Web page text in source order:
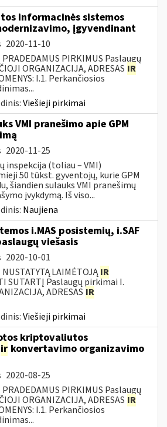
informacinės sistemos
įgyvendinant
2020-11-10
PIRKIMUS Paslaugų
ORGANIZACIJA, ADRESAS IR
I.1. Perkančiosios
Viešieji pirkimai
VMI pranešimo apie GPM
2020-11-25
inspekcija (toliau – VMI)
50 tūkst. gyventojų, kurie GPM
šiandien sulauks VMI pranešimų
įvykdymą. Iš viso...
Naujiena
i.MAS posistemių, i.SAF
viešasis
2020-10-01
LAIMĖTOJĄIR
SUTARTĮ Paslaugų pirkimai I.
ADRESAS IR
Viešieji pirkimai
kriptovaliutos
ir konvertavimo organizavimo
2020-08-25
PIRKIMUS Paslaugų
ORGANIZACIJA, ADRESAS IR
I.1. Perkančiosios